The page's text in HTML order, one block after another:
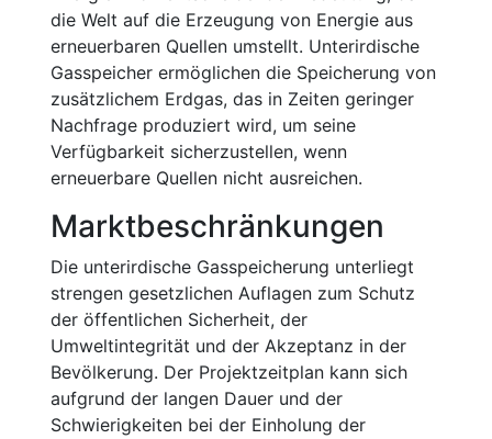
die Welt auf die Erzeugung von Energie aus
erneuerbaren Quellen umstellt. Unterirdische
Gasspeicher ermöglichen die Speicherung von
zusätzlichem Erdgas, das in Zeiten geringer
Nachfrage produziert wird, um seine
Verfügbarkeit sicherzustellen, wenn
erneuerbare Quellen nicht ausreichen.
Marktbeschränkungen
Die unterirdische Gasspeicherung unterliegt
strengen gesetzlichen Auflagen zum Schutz
der öffentlichen Sicherheit, der
Umweltintegrität und der Akzeptanz in der
Bevölkerung. Der Projektzeitplan kann sich
aufgrund der langen Dauer und der
Schwierigkeiten bei der Einholung der